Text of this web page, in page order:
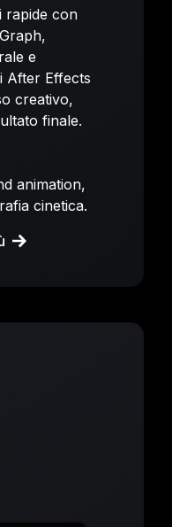
rapide con
e
After Effects
creativo,
finale.
animation,
cinetica.